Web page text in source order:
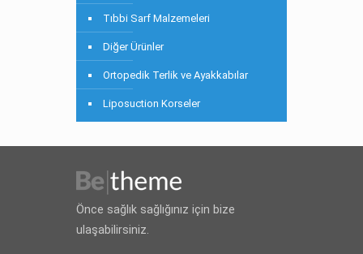
Tıbbi Sarf Malzemeleri
Diğer Ürünler
Ortopedik Terlik ve Ayakkabılar
Liposuction Korseler
Önce sağlık sağlığınız için bize
ulaşabilirsiniz.